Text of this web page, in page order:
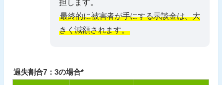
担します。
最終的に被害者が手にする示談金は、大
きく減額されます。
過失割合7：3の場合*